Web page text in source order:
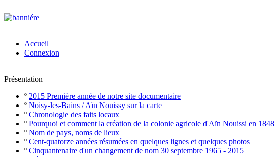
Accueil
Connexion
Présentation
º 2015 Première année de notre site documentaire
º Noisy-les-Bains / Aïn Nouissy sur la carte
º Chronologie des faits locaux
º Pourquoi et comment la création de la colonie agricole d'Aïn Nouissi en 1848
º Nom de pays, noms de lieux
º Cent-quatorze années résumées en quelques lignes et quelques photos
º Cinquantenaire d'un changement de nom 30 septembre 1965 - 2015